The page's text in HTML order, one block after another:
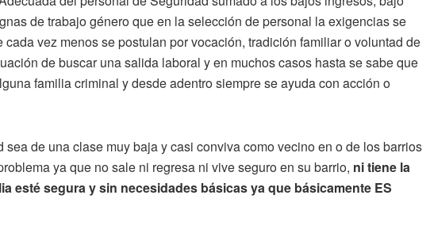
de trabajo género que en la selección de personal la exigencias se
vez menos se postulan por vocación, tradición familiar o voluntad de
de buscar una salida laboral y en muchos casos hasta se sabe que
familia criminal y desde adentro siempre se ayuda con acción o
de una clase muy baja y casi conviva como vecino en o de los barrios
ya que no sale ni regresa ni vive seguro en su barrio, ni tiene la
esté segura y sin necesidades básicas ya que básicamente ES